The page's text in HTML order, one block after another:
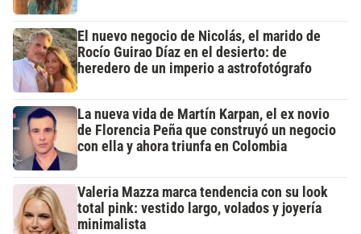
El nuevo negocio de Nicolás, el marido de
Rocío Guirao Díaz en el desierto: de
heredero de un imperio a astrofotógrafo
La nueva vida de Martín Karpan, el ex novio
de Florencia Peña que construyó un negocio
con ella y ahora triunfa en Colombia
Valeria Mazza marca tendencia con su look
total pink: vestido largo, volados y joyería
minimalista